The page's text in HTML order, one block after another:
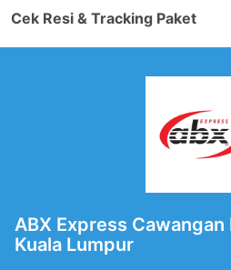
Cek Resi & Tracking Paket
ABX Express Cawangan
Kuala Lumpur